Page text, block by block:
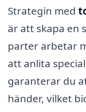
Strategin med
är att skapa en
parter arbetar
att anlita
garanterar du
händer, vilket